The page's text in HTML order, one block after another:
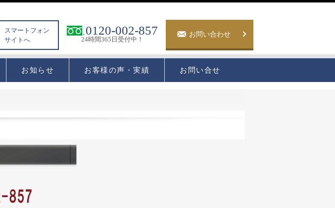
スマートフォン
サイトへ
0120-002-857
24時間365日受付中！
お問い合わせ
お知らせ お客様の声・実績 お問い合せ